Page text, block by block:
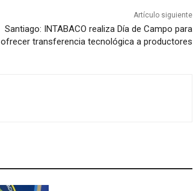
Artículo siguiente
Santiago: INTABACO realiza Día de Campo para
ofrecer transferencia tecnológica a productores